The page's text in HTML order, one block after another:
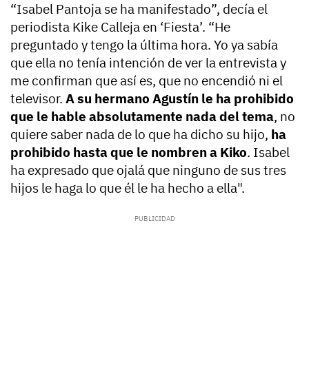
“Isabel Pantoja se ha manifestado”, decía el
periodista Kike Calleja en ‘Fiesta’. “He
preguntado y tengo la última hora. Yo ya sabía
que ella no tenía intención de ver la entrevista y
me confirman que así es, que no encendió ni el
televisor. A su hermano Agustín le ha prohibido
que le hable absolutamente nada del tema, no
quiere saber nada de lo que ha dicho su hijo, ha
prohibido hasta que le nombren a Kiko. Isabel
ha expresado que ojalá que ninguno de sus tres
hijos le haga lo que él le ha hecho a ella".